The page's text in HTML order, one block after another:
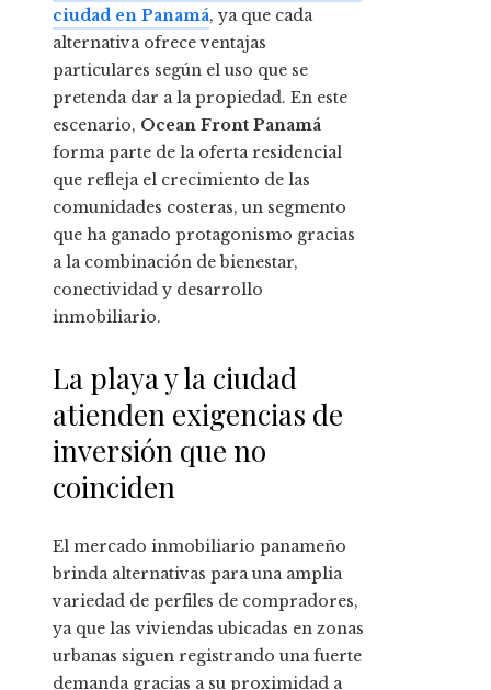
ciudad en Panamá, ya que cada
alternativa ofrece ventajas
particulares según el uso que se
pretenda dar a la propiedad. En este
escenario, Ocean Front Panamá
forma parte de la oferta residencial
que refleja el crecimiento de las
comunidades costeras, un segmento
que ha ganado protagonismo gracias
a la combinación de bienestar,
conectividad y desarrollo
inmobiliario.
La playa y la ciudad
atienden exigencias de
inversión que no
coinciden
El mercado inmobiliario panameño
brinda alternativas para una amplia
variedad de perfiles de compradores,
ya que las viviendas ubicadas en zonas
urbanas siguen registrando una fuerte
demanda gracias a su proximidad a